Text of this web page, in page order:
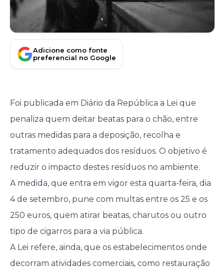
Adicione como fonte
preferencial no Google
Foi publicada em Diário da República a Lei que
penaliza quem deitar beatas para o chão, entre
outras medidas para a deposição, recolha e
tratamento adequados dos resíduos. O objetivo é
reduzir o impacto destes resíduos no ambiente.
A medida, que entra em vigor esta quarta-feira, dia
4 de setembro, pune com multas entre os 25 e os
250 euros, quem atirar beatas, charutos ou outro
tipo de cigarros para a via pública.
A Lei refere, ainda, que os estabelecimentos onde
decorram atividades comerciais, como restauração